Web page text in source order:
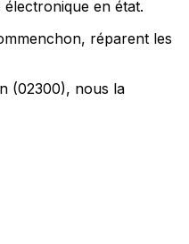
en état.
réparent les
(02300), nous la